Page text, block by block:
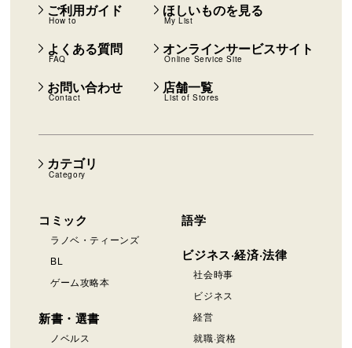
カテゴリ
Category
コミック
ラノベ・ティーンズ
BL
ゲーム攻略本
新書・選書
ノベルス
語学
ビジネス·経済·法律
社会時事
ビジネス
経営
就職·資格
ご利用ガイド
How to
ほしいものを見る
My List
よくある質問
FAQ
オンラインサービスサイト
Online Service Site
お問い合わせ
Contact
店舗一覧
List of Stores